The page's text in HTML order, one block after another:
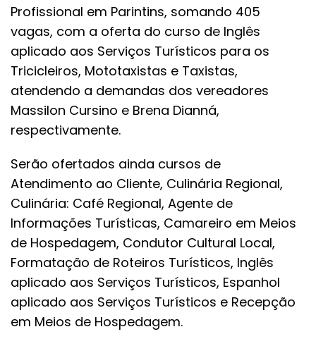
Profissional em Parintins, somando 405
vagas, com a oferta do curso de Inglês
aplicado aos Serviços Turísticos para os
Tricicleiros, Mototaxistas e Taxistas,
atendendo a demandas dos vereadores
Massilon Cursino e Brena Dianná,
respectivamente.
Serão ofertados ainda cursos de
Atendimento ao Cliente, Culinária Regional,
Culinária: Café Regional, Agente de
Informações Turísticas, Camareiro em Meios
de Hospedagem, Condutor Cultural Local,
Formatação de Roteiros Turísticos, Inglês
aplicado aos Serviços Turísticos, Espanhol
aplicado aos Serviços Turísticos e Recepção
em Meios de Hospedagem.